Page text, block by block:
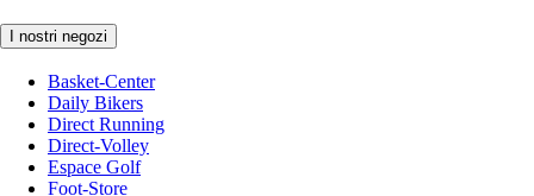
I nostri negozi
Basket-Center
Daily Bikers
Direct Running
Direct-Volley
Espace Golf
Foot-Store